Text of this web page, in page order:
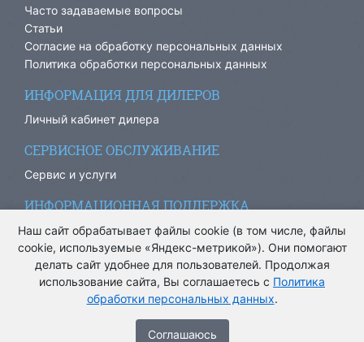
Часто задаваемые вопросы
Статьи
Согласие на обработку персональных данных
Политика обработки персональных данных
ИНФОРМАЦИЯ ДЛЯ ДИЛЕРОВ
Личный кабинет дилера
СЕРВИСНОЕ ОБСЛУЖИВАНИЕ
Сервис и услуги
ИНФОРМАЦИОННАЯ ПОДДЕРЖКА
info@ariacom.ru
® Все права защищены. 2013-2026. Информация на сайте
носит информационный характер и не является публичной
Наш сайт обрабатывает файлы cookie (в том числе, файлы
cookie, используемые «Яндекс-метрикой»). Они помогают
делать сайт удобнее для пользователей. Продолжая
использование сайта, Вы соглашаетесь с Политика
обработки персональных данных.
Cоглашаюсь